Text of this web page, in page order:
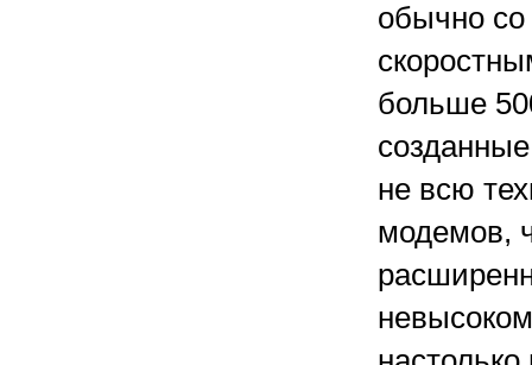
обычно
больше
не всю
модемов,